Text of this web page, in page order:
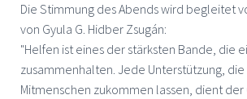
Die Stimmung des Abends wird begleitet
von Gyula G. Hidber Zsugán:
"Helfen ist eines der stärksten Bande, die
zusammenhalten. Jede Unterstützung, die
Mitmenschen zukommen lassen, dient der